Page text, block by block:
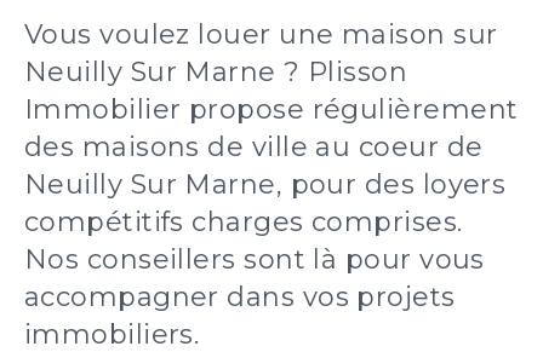
Vous voulez louer une maison sur
Neuilly Sur Marne ? Plisson
Immobilier propose régulièrement
des maisons de ville au coeur de
Neuilly Sur Marne, pour des loyers
compétitifs charges comprises.
Nos conseillers sont là pour vous
accompagner dans vos projets
immobiliers.